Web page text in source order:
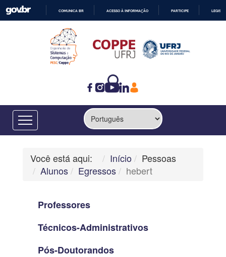
CONTEÚDO
COMUNICA BR ACESSO À INFORMAÇÃO PARTICIPE
Você está aqui: Início
Pessoas
Alunos
Egressos hebert
Professores
Técnicos-Administrativos
Pós-Doutorandos